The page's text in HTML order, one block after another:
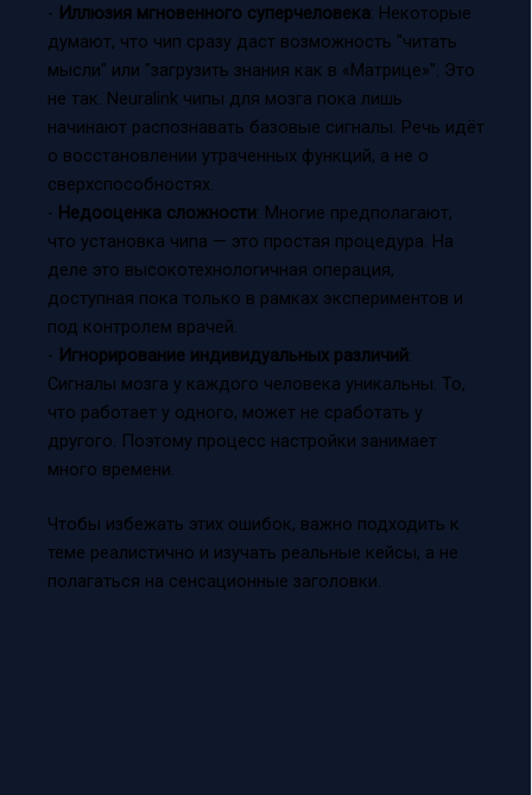
- Иллюзия мгновенного суперчеловека: Некоторые
думают, что чип сразу даст возможность "читать
мысли" или "загрузить знания как в «Матрице»". Это
не так. Neuralink чипы для мозга пока лишь
начинают распознавать базовые сигналы. Речь идёт
о восстановлении утраченных функций, а не о
сверхспособностях.
- Недооценка сложности: Многие предполагают,
что установка чипа — это простая процедура. На
деле это высокотехнологичная операция,
доступная пока только в рамках экспериментов и
под контролем врачей.
- Игнорирование индивидуальных различий:
Сигналы мозга у каждого человека уникальны. То,
что работает у одного, может не сработать у
другого. Поэтому процесс настройки занимает
много времени.
Чтобы избежать этих ошибок, важно подходить к
теме реалистично и изучать реальные кейсы, а не
полагаться на сенсационные заголовки.